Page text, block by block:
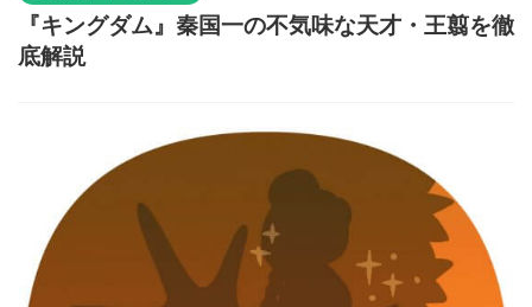
『キングダム』秦国一の不気味な天才・王翦を徹
底解説